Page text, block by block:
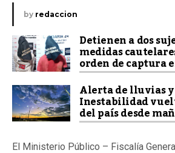
by redaccion
Detienen a dos
medidas
orden de captura
Alerta de lluvias
Inestabilidad
del país desde
El Ministerio Público – Fiscalía